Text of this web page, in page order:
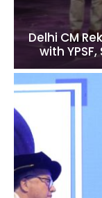
Delhi CM
with